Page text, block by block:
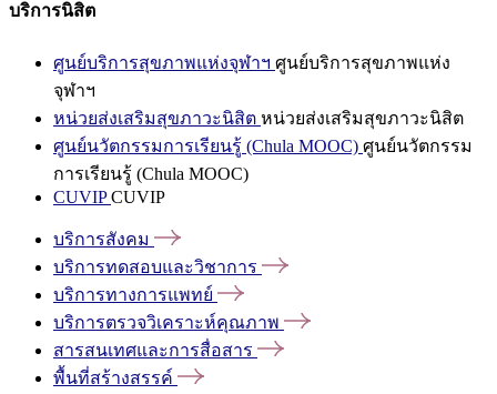
บริการนิสิต
ศูนย์บริการสุขภาพแห่งจุฬาฯ ศูนย์บริการสุขภาพแห่ง
จุฬาฯ
หน่วยส่งเสริมสุขภาวะนิสิต หน่วยส่งเสริมสุขภาวะนิสิต
ศูนย์นวัตกรรมการเรียนรู้ (Chula MOOC) ศูนย์นวัตกรรม
การเรียนรู้ (Chula MOOC)
CUVIPCUVIP
บริการสังคม
บริการทดสอบและวิชาการ
บริการทางการแพทย์
บริการตรวจวิเคราะห์คุณภาพ
สารสนเทศและการสื่อสาร
พื้นที่สร้างสรรค์